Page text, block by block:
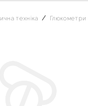
техніка Глюкометри